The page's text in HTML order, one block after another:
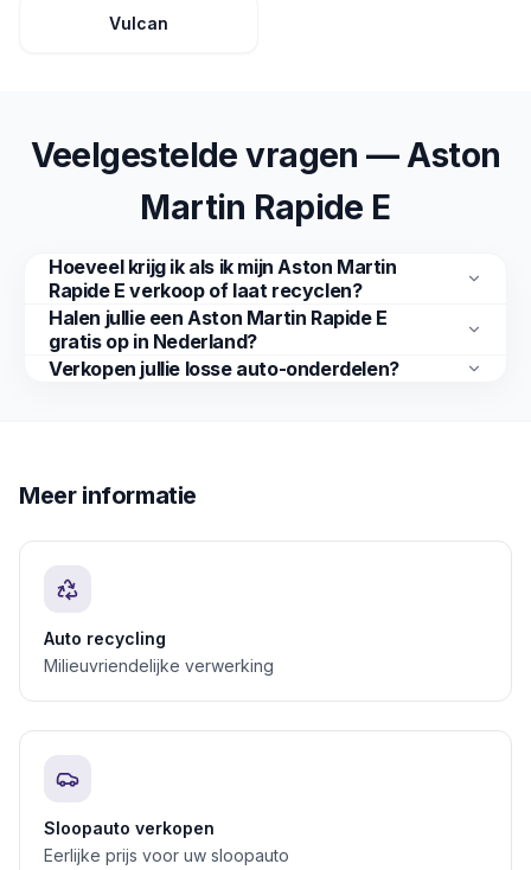
Vulcan
Veelgestelde vragen — Aston
Martin Rapide E
Hoeveel krijg ik als ik mijn Aston Martin
Rapide E verkoop of laat recyclen?
Halen jullie een Aston Martin Rapide E
gratis op in Nederland?
Verkopen jullie losse auto-onderdelen?
Meer informatie
Auto recycling
Milieuvriendelijke verwerking
Sloopauto verkopen
Eerlijke prijs voor uw sloopauto